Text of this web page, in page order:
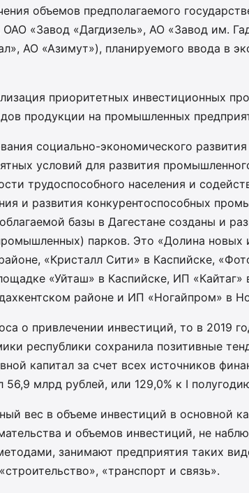
объемов предполагаемого
«Завод «Дагдизель», АО «Завод им.
АО «Азимут»), планируемого ввода в
приоритетных инвестиционных
продукции на промышленных
социально-экономического
условий для развития
трудоспособного населения и
и развития конкурентоспособных
базы в Дагестане созданы и
парков. Это «Долина новых
«Кристалл Сити» в Каспийске,
«Уйташ» в Каспийске, ИП «Кайтаг»
районе и ИП «Ногайпром» в
о привлечении инвестиций, то в 2019
республики сохранила позитивные
капитал за счет всех источников
56,9 млрд рублей, или 129,0% к I
вес в объеме инвестиций в основной
и объемов инвестиций, не
занимают предприятия таких
«транспорт и связь».